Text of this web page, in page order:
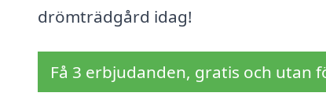
drömträdgård idag!
Få 3 erbjudanden, gratis och utan